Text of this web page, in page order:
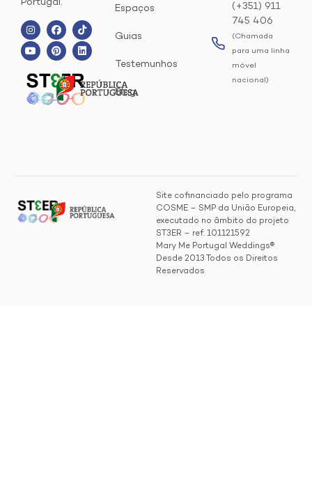
Portugal.
Espaços
Guias
Testemunhos
Blog
(+351) 911
745 406
(Chamada
para uma linha
móvel
nacional)
Site cofinanciado pelo programa
COSME – SMP da União Europeia,
executado no âmbito do projeto
ST3ER – ref. 101121592
Mary Me Portugal Weddings®
Desde 2013 Todos os Direitos
Reservados